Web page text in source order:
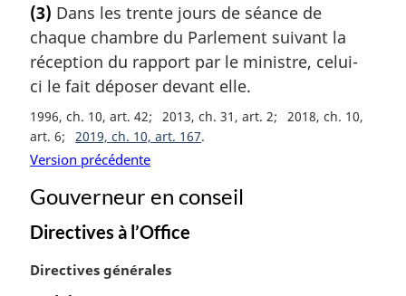
i
n
a
e
:
t
e
m
a
g
i
n
l
:
(3) Dans les trente jours de séance de
chaque chambre du Parlement suivant la
réception du rapport par le ministre, celui-
ci le fait déposer devant elle.
1996, ch. 10, art. 42 2013, ch. 31, art. 2
2018, ch. 10,
art. 6
2019, ch. 10, art. 167
Version précédente
Gouverneur en conseil
Directives à l’Office
N
Directives générales